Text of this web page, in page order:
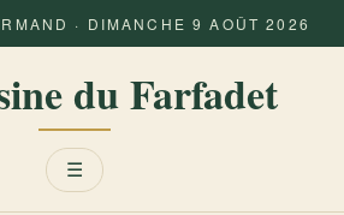
· DIMANCHE 9 AOÛT 2026
du Farfadet
Menu
☰